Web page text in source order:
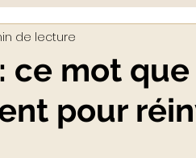
Visio-conférences
Podcast
ce mot
pour
de lecture